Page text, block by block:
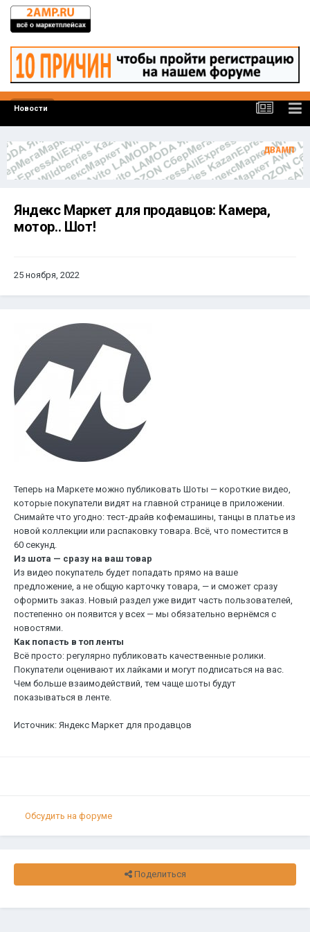
Новости
Яндекс Маркет для продавцов: Камера,
мотор.. Шот!
25 ноября, 2022
Теперь на Маркете можно публиковать Шоты — короткие видео,
которые покупатели видят на главной странице в приложении.
Снимайте что угодно: тест-драйв кофемашины, танцы в платье из
новой коллекции или распаковку товара. Всё, что поместится в
60 секунд.
Из шота — сразу на ваш товар
Из видео покупатель будет попадать прямо на ваше
предложение, а не общую карточку товара, — и сможет сразу
оформить заказ. Новый раздел уже видит часть пользователей,
постепенно он появится у всех — мы обязательно вернёмся с
новостями.
Как попасть в топ ленты
Всё просто: регулярно публиковать качественные ролики.
Покупатели оценивают их лайками и могут подписаться на вас.
Чем больше взаимодействий, тем чаще шоты будут
показываться в ленте.
Источник: Яндекс Маркет для продавцов
Обсудить на форуме
Поделиться